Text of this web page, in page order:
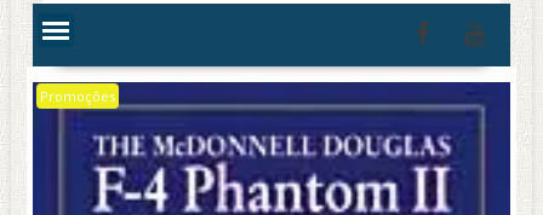
Promoções